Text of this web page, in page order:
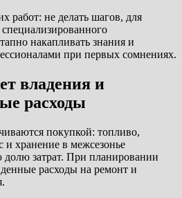
работ: не делать шагов, для
накапливать знания и
при первых сомнениях.
владения и
расходы
покупкой: топливо,
и хранение в межсезонье
затрат. При планировании
расходы на ремонт и